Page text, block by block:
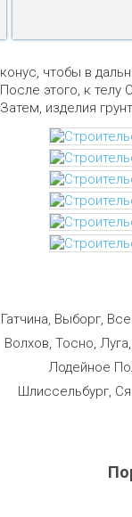
конус, чтобы в
После этого, к телу
Затем, изделия
Гатчина, Выборг,
Волхов, Тосно,
Лодейное
Шлиссельбург,